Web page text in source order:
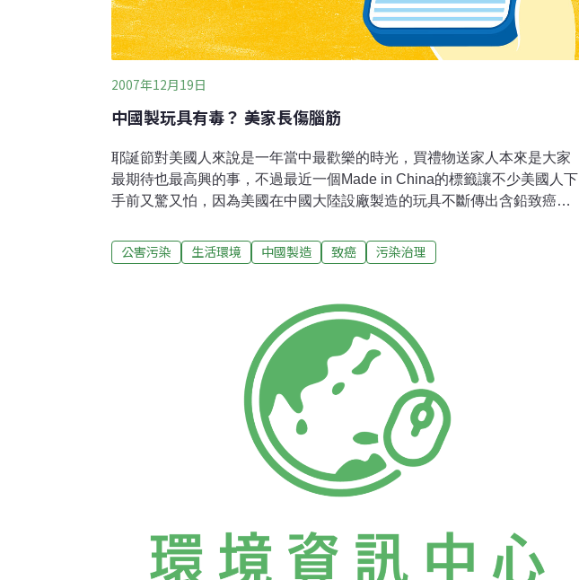
2007年12月19日
中國製玩具有毒？ 美家長傷腦筋
耶誕節對美國人來說是一年當中最歡樂的時光，買禮物送家人本來是大家
最期待也最高興的事，不過最近一個Made in China的標籤讓不少美國人下
手前又驚又怕，因為美國在中國大陸設廠製造的玩具不斷傳出含鉛致癌，
美國市面上有8成以上的玩具全都是大陸製，美國家長為了選安全玩具，上
遍各大網站，費盡心思。非中國製的玩具店在美國只佔2成，價格是不是大
不是產地問題，材質有沒有毒物才是重點。
公害污染 生活環境 中國製造 致癌 污染治理